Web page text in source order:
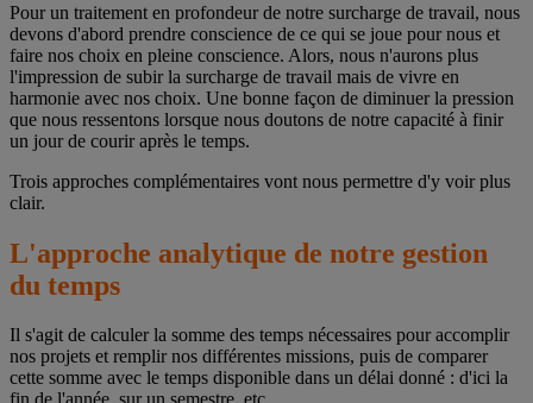
Pour un traitement en profondeur de notre surcharge de travail, nous
devons d'abord prendre conscience de ce qui se joue pour nous et
faire nos choix en pleine conscience. Alors, nous n'aurons plus
l'impression de subir la surcharge de travail mais de vivre en
harmonie avec nos choix. Une bonne façon de diminuer la pression
que nous ressentons lorsque nous doutons de notre capacité à finir
un jour de courir après le temps.
Trois approches complémentaires vont nous permettre d'y voir plus
clair.
L'approche analytique de notre gestion
du temps
Il s'agit de calculer la somme des temps nécessaires pour accomplir
nos projets et remplir nos différentes missions, puis de comparer
cette somme avec le temps disponible dans un délai donné : d'ici la